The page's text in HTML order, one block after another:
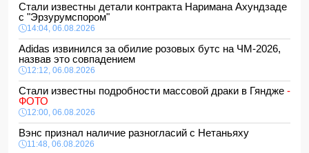
Стали известны детали контракта Наримана Ахундзаде
с "Эрзурумспором"
14:04, 06.08.2026
Adidas извинился за обилие розовых бутс на ЧМ-2026,
назвав это совпадением
12:12, 06.08.2026
Стали известны подробности массовой драки в Гяндже -
ФОТО
12:00, 06.08.2026
Вэнс признал наличие разногласий с Нетаньяху
11:48, 06.08.2026